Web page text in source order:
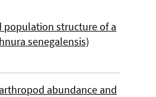
population structure of a
senegalensis)
abundance and